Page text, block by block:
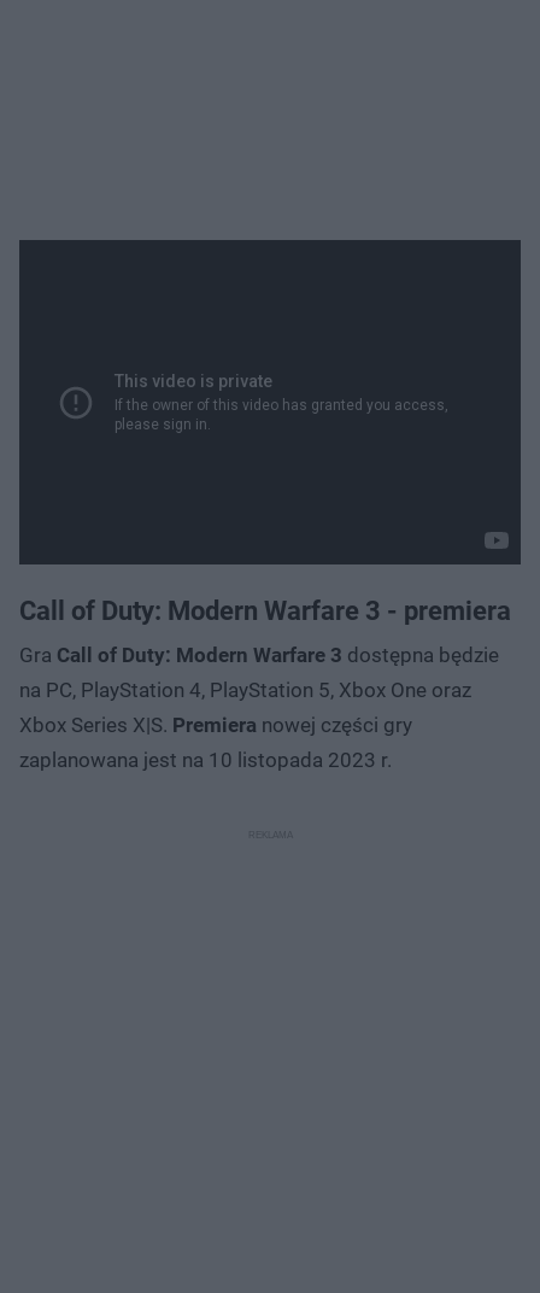
Call of Duty: Modern Warfare 3 - premiera
Gra Call of Duty: Modern Warfare 3 dostępna będzie
na PC, PlayStation 4, PlayStation 5, Xbox One oraz
Xbox Series X|S. Premiera nowej części gry
zaplanowana jest na 10 listopada 2023 r.